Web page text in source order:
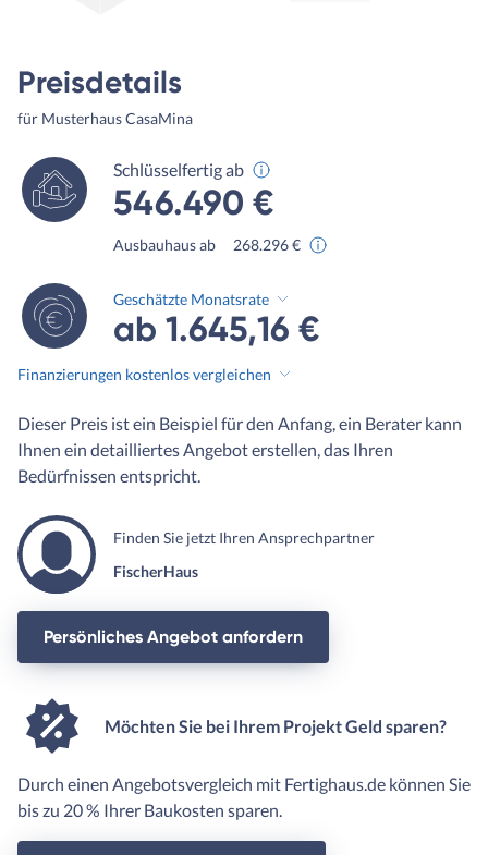
Preisdetails
für Musterhaus CasaMina
Schlüsselfertig ab
546.490 €
Ausbauhaus ab 268.296 €
Geschätzte Monatsrate
ab 1.645,16 €
Finanzierungen kostenlos vergleichen
Dieser Preis ist ein Beispiel für den Anfang, ein Berater kann
Ihnen ein detailliertes Angebot erstellen, das Ihren
Bedürfnissen entspricht.
Finden Sie jetzt Ihren Ansprechpartner
FischerHaus
Persönliches Angebot anfordern
Möchten Sie bei Ihrem Projekt Geld sparen?
Durch einen Angebotsvergleich mit Fertighaus.de können Sie
bis zu 20 % Ihrer Baukosten sparen.